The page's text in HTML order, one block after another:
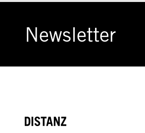
Newsletter
DISTANZ